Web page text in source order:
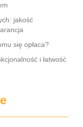
jakość
się opłaca?
i łatwość